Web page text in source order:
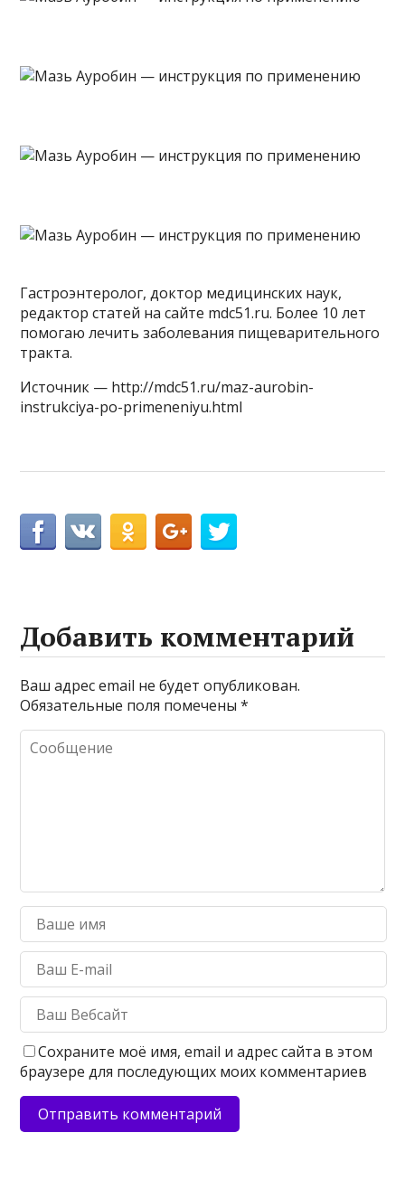
Гастроэнтеролог, доктор медицинских наук,
редактор статей на сайте mdc51.ru. Более 10 лет
помогаю лечить заболевания пищеварительного
тракта.
Источник — http://mdc51.ru/maz-aurobin-
instrukciya-po-primeneniyu.html
Добавить комментарий
Ваш адрес email не будет опубликован.
Обязательные поля помечены*
Сохраните моё имя, email и адрес сайта в этом
браузере для последующих моих комментариев